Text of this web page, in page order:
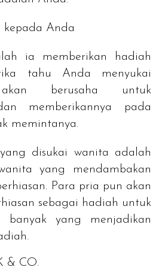
kepada Anda
ia memberikan hadiah
tahu Anda menyukai
berusaha untuk
memberikannya pada
memintanya.
disukai wanita adalah
yang mendambakan
Para pria pun akan
sebagai hadiah untuk
banyak yang menjadikan
& CO.